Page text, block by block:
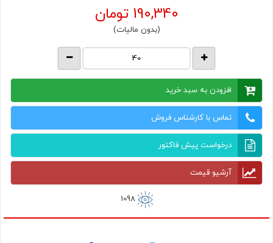
190,340 تومان
(بدون مالیات)
افزودن به سبد خرید
تماس با کارشناس فروش
درخواست پیش فاکتور
آرشیو قیمت
1098